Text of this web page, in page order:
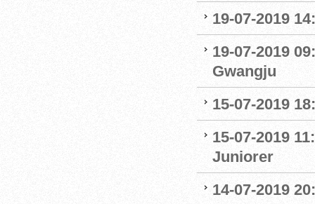
19-07-2019
19-07-2019
Gwangju
15-07-2019
15-07-2019
Juniorer
14-07-2019